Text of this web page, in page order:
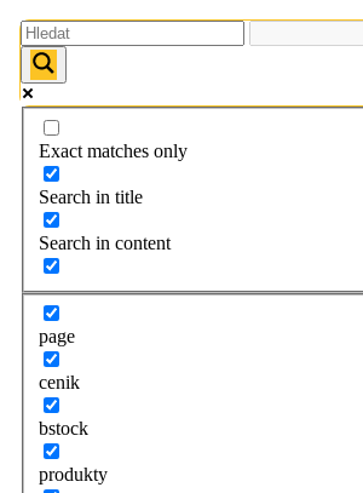
Exact matches only
Search in title
Search in content
page
cenik
bstock
produkty